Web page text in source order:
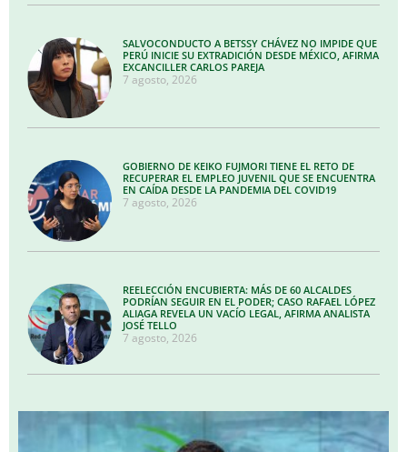
SALVOCONDUCTO A BETSSY CHÁVEZ NO IMPIDE QUE
PERÚ INICIE SU EXTRADICIÓN DESDE MÉXICO, AFIRMA
EXCANCILLER CARLOS PAREJA
7 agosto, 2026
GOBIERNO DE KEIKO FUJMORI TIENE EL RETO DE
RECUPERAR EL EMPLEO JUVENIL QUE SE ENCUENTRA
EN CAÍDA DESDE LA PANDEMIA DEL COVID19
7 agosto, 2026
REELECCIÓN ENCUBIERTA: MÁS DE 60 ALCALDES
PODRÍAN SEGUIR EN EL PODER; CASO RAFAEL LÓPEZ
ALIAGA REVELA UN VACÍO LEGAL, AFIRMA ANALISTA
JOSÉ TELLO
7 agosto, 2026